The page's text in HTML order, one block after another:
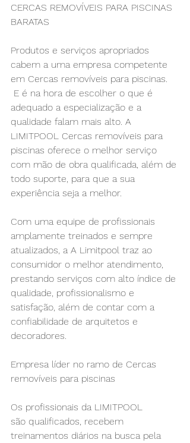
CERCAS REMOVÍVEIS PARA PISCINAS
BARATAS
Produtos e serviços apropriados
cabem a uma empresa competente
em Cercas removíveis para piscinas.
E é na hora de escolher o que é
adequado a especialização e a
qualidade falam mais alto. A
LIMITPOOL Cercas removíveis para
piscinas oferece o melhor serviço
com mão de obra qualificada, além de
todo suporte, para que a sua
experiência seja a melhor.​
Com uma equipe de profissionais
amplamente treinados e sempre
atualizados, a A Limitpool traz ao
consumidor o melhor atendimento,
prestando serviços com alto índice de
qualidade, profissionalismo e
satisfação, além de contar com a
confiabilidade de arquitetos e
decoradores.
Empresa líder no ramo de Cercas
removíveis para piscinas
Os profissionais da LIMITPOOL
são qualificados, recebem
treinamentos diários na busca pela